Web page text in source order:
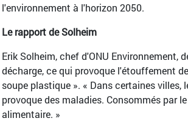
l'environnement à l'horizon 2050.
Le rapport de Solheim
Erik Solheim, chef d'ONU Environnement,
décharge, ce qui provoque l'étouffement
soupe plastique ». « Dans certaines
provoque des maladies. Consommés par
alimentaire. »